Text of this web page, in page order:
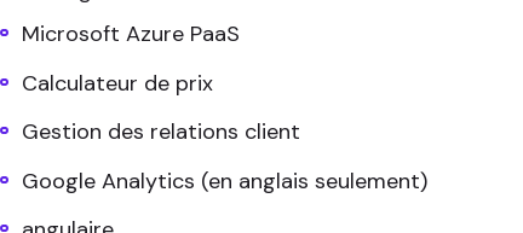
Microsoft Azure PaaS
Calculateur de prix
Gestion des relations client
Google Analytics (en anglais seulement)